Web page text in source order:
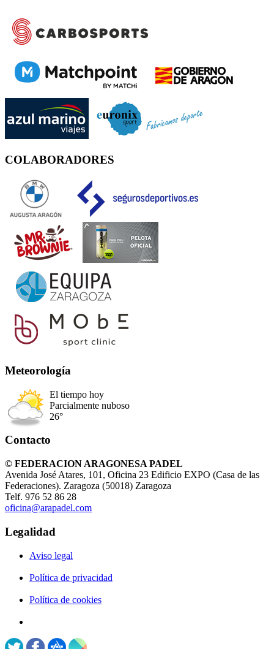
COLABORADORES
Meteorología
El tiempo hoy
Parcialmente nuboso
26°
Contacto
© FEDERACION ARAGONESA PADEL
Avenida José Atares, 101, Oficina 23 Edificio EXPO (Casa de las
Federaciones). Zaragoza (50018) Zaragoza
Telf. 976 52 86 28
oficina@arapadel.com
Legalidad
Aviso legal
Política de privacidad
Política de cookies